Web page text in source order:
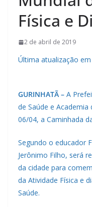
Física e
2 de abril de 2019
Última atualização
GURINHATÃ – A
de Saúde e
06/04, a Caminhada
Segundo o educador
Jerônimo Filho, será
da cidade para
da Atividade Física e
Saúde.